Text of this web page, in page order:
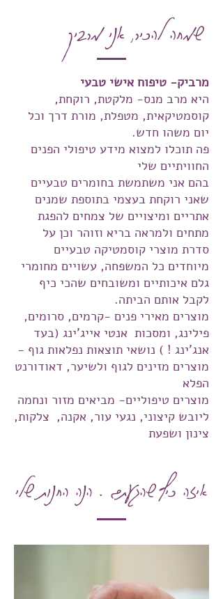
שמחה להכיר, אני מרביק
מרביק- טיפוח אישי טבעי
היא מרב מנס- מלקטת, רוקחת,
קוסמטיקאית, מטפלת, מורת דרך וכל
יום משהו חדש.
פה תוכלו למצוא מידע טיפולי הפנים
החוויתיים שלי
בהם אני משתמשת בחומרים טבעיים
שאני רוקחת בעצמי בתוספת שמנים
אתריים ומיצויים של צמחים להפגת
מתחים ולמראה בריא וזוהר וכן על
סדרת מוצרי קוסמטיקה טבעיים
מיוחדים כל המשפחה, עשויים מחומרי
גלם איכותיים ומשובחים שהכי כיף
לקבל אותם הביתה.
מוצרים מאירי פנים -קרמים, סרומים,
פילינג, ומסכות אנטי אייג'ינג (בעד
אנג'ינג ! ) נושאי תוצאות נפלאות גוף -
מוצרים מזינים לגוף ולשיער, דאודורנט
הפלא
מוצרים טיפוליים- מביאים מזור ונחמה
ליובש קיצוני, נגעי עור, אקנה, צלקות,
צינון ושפעת
איזה כיף שהגעתם . הנה החנות שלי